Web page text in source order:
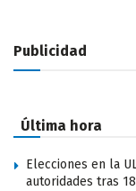
Publicidad
Última hora
Elecciones en la
autoridades tras